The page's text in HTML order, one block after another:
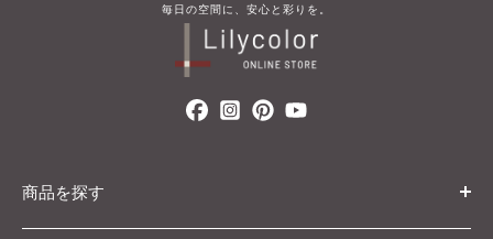
毎​日の​空間に、​安心と​彩りを。
商品を探す